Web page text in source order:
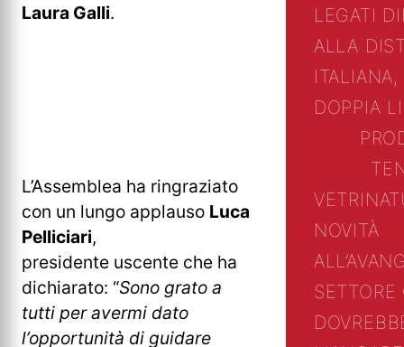
Laura Galli.
L’Assemblea ha ringraziato
con un lungo applauso Luca
Pelliciari,
presidente uscente che ha
dichiarato: “Sono grato a
tutti per avermi dato
l’opportunità di guidare
LEGATI
ALLA
DOPPIA
VETRINA
NOVITÀ